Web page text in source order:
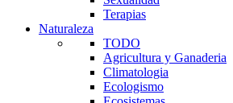
Terapias
Naturaleza
TODO
Agricultura y Ganaderia
Climatologia
Ecologismo